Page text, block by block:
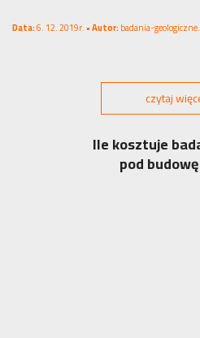
Data:6. 12. 2019r. •Autor:badania-
czytaj
Ile kosztuje
pod